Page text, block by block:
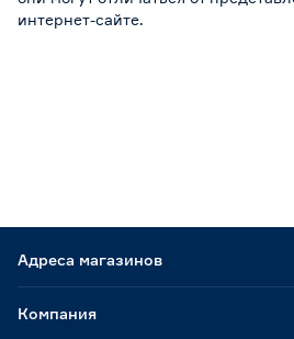
интернет-сайте.
Адреса магазинов
Компания